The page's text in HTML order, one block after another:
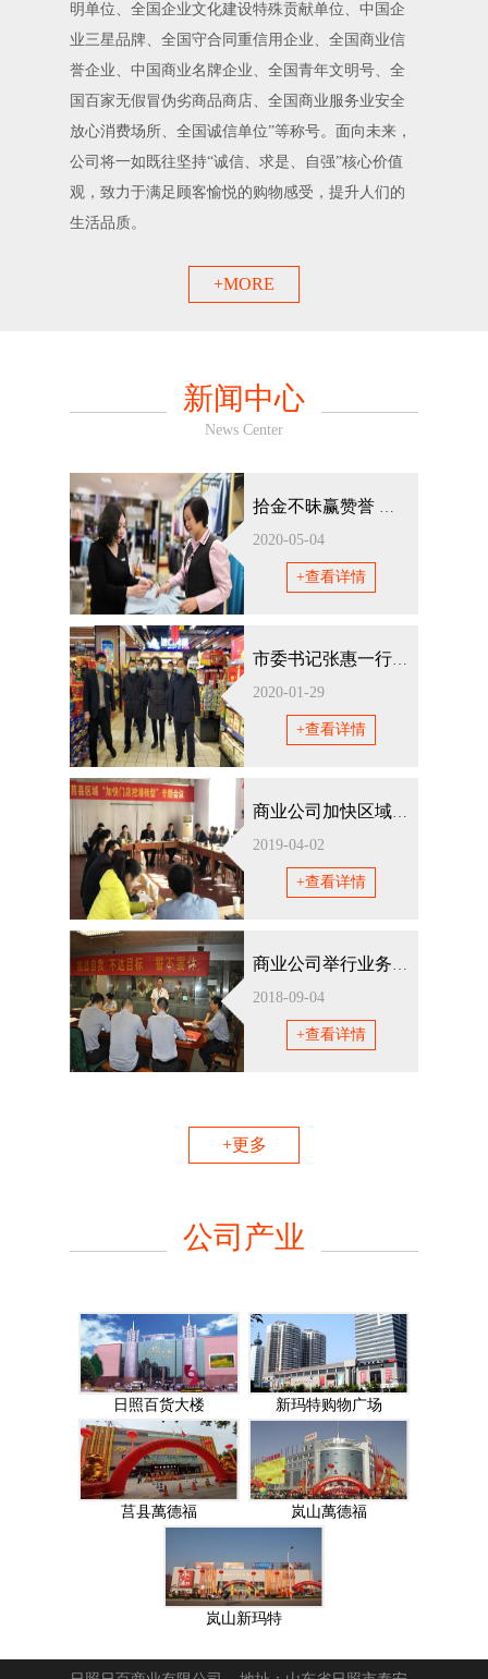
明单位、全国企业文化建设特殊贡献单位、中国企
业三星品牌、全国守合同重信用企业、全国商业信
誉企业、中国商业名牌企业、全国青年文明号、全
国百家无假冒伪劣商品商店、全国商业服务业安全
放心消费场所、全国诚信单位”等称号。面向未来，
公司将一如既往坚持“诚信、求是、自强”核心价值
观，致力于满足顾客愉悦的购物感受，提升人们的
生活品质。
+MORE
新闻中心
News Center
拾金不昧赢赞誉 热情服务出业绩
2020-05-04
+查看详情
市委书记张惠一行莅临新玛特购物广场视察疫情防控及市场供应情况
2020-01-29
+查看详情
商业公司加快区域门店转型专题会召开
2019-04-02
+查看详情
商业公司举行业务技能大赛
2018-09-04
+查看详情
+更多
公司产业
日照百货大楼 新玛特购物广场
莒县萬德福 岚山萬德福
岚山新玛特